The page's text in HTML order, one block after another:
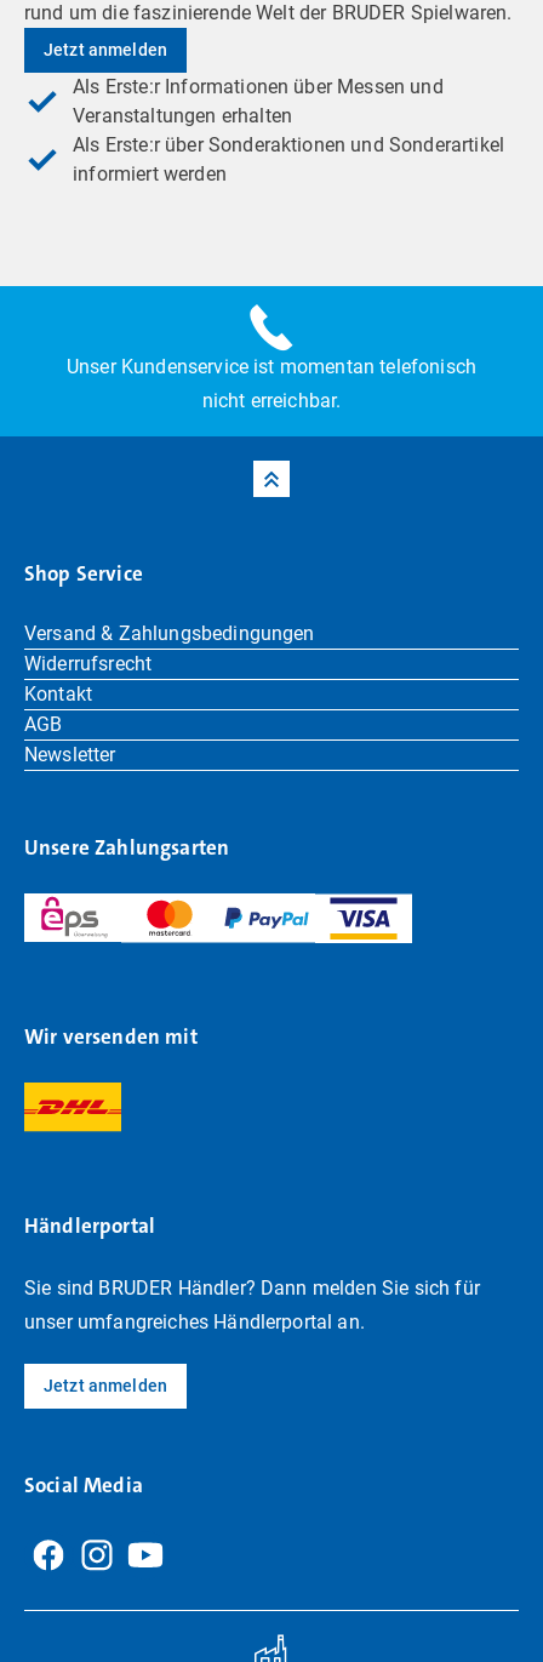
rund um die faszinierende Welt der BRUDER Spielwaren.
Jetzt anmelden
Als Erste:r Informationen über Messen und
Veranstaltungen erhalten
Als Erste:r über Sonderaktionen und Sonderartikel
informiert werden
Unser Kundenservice ist momentan telefonisch
nicht erreichbar.
Shop Service
Versand & Zahlungsbedingungen
Widerrufsrecht
Kontakt
AGB
Newsletter
Unsere Zahlungsarten
Wir versenden mit
Händlerportal
Sie sind BRUDER Händler? Dann melden Sie sich für
unser umfangreiches Händlerportal an.
Jetzt anmelden
Social Media